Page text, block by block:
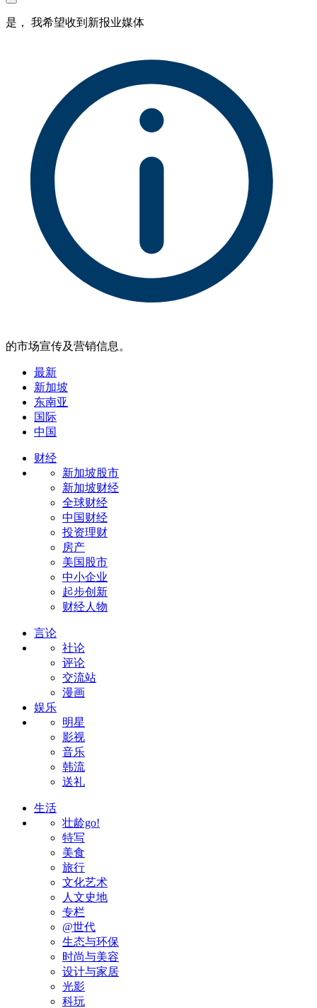
是， 我希望收到新报业媒体
的市场宣传及营销信息。
最新
新加坡
东南亚
国际
中国
财经
新加坡股市
新加坡财经
全球财经
中国财经
投资理财
房产
美国股市
中小企业
起步创新
财经人物
言论
社论
评论
交流站
漫画
娱乐
明星
影视
音乐
韩流
送礼
生活
壮龄go!
特写
美食
旅行
文化艺术
人文史地
专栏
@世代
生态与环保
时尚与美容
设计与家居
光影
科玩